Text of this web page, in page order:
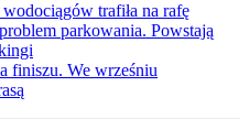
trafiła na rafę
parkowania. Powstają
finiszu. We wrześniu